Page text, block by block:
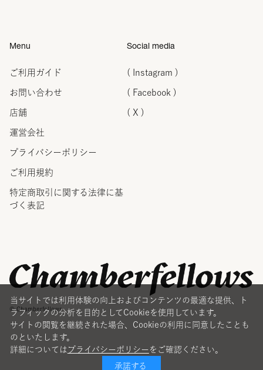
Menu
ご利用ガイド
お問い合わせ
店舗
運営会社
プライバシーポリシー
ご利用規約
特定商取引に関する法律に 基
づく表記
Social media
( Instagram )
( Facebook )
( X )
© Chamberfellows
当サイトでは利用体験の向上およびコンテンツの最適な提供、ト
ラフィックの分析を目的としてCookieを使用しています。
サイトの閲覧を継続された場合、Cookieの利用に同意したことも
のといたします。
詳細については プライバシーポリシー をご確認ください。
承諾する